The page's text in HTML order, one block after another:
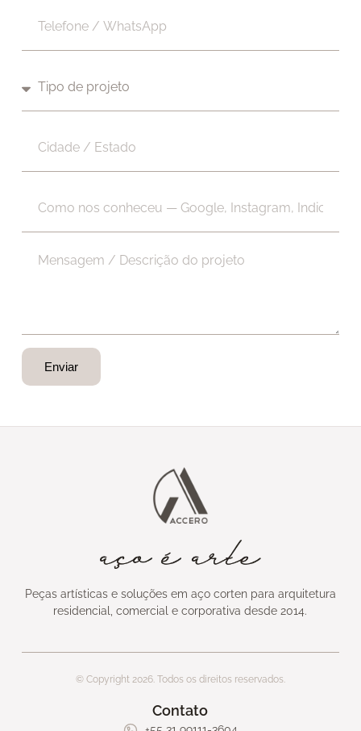
Enviar
Peças artísticas e soluções em aço corten para arquitetura
residencial, comercial e corporativa desde 2014.
© Copyright 2026. Todos os direitos reservados.
Contato